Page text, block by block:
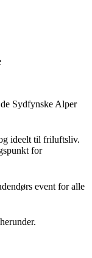
Sydfynske Alper
ideelt til friluftsliv.
for
event for alle